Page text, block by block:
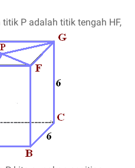
P adalah titik tengah HF,